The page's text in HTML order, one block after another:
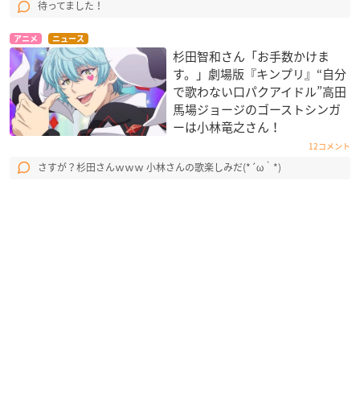
待ってました！
アニメ ニュース
杉田智和さん「お手数かけま
す。」劇場版『キンプリ』“自分
で歌わない口パクアイドル”高田
馬場ジョージのゴーストシンガ
ーは小林竜之さん！
12コメント
さすが？杉田さんｗｗｗ 小林さんの歌楽しみだ(*´ω｀*)